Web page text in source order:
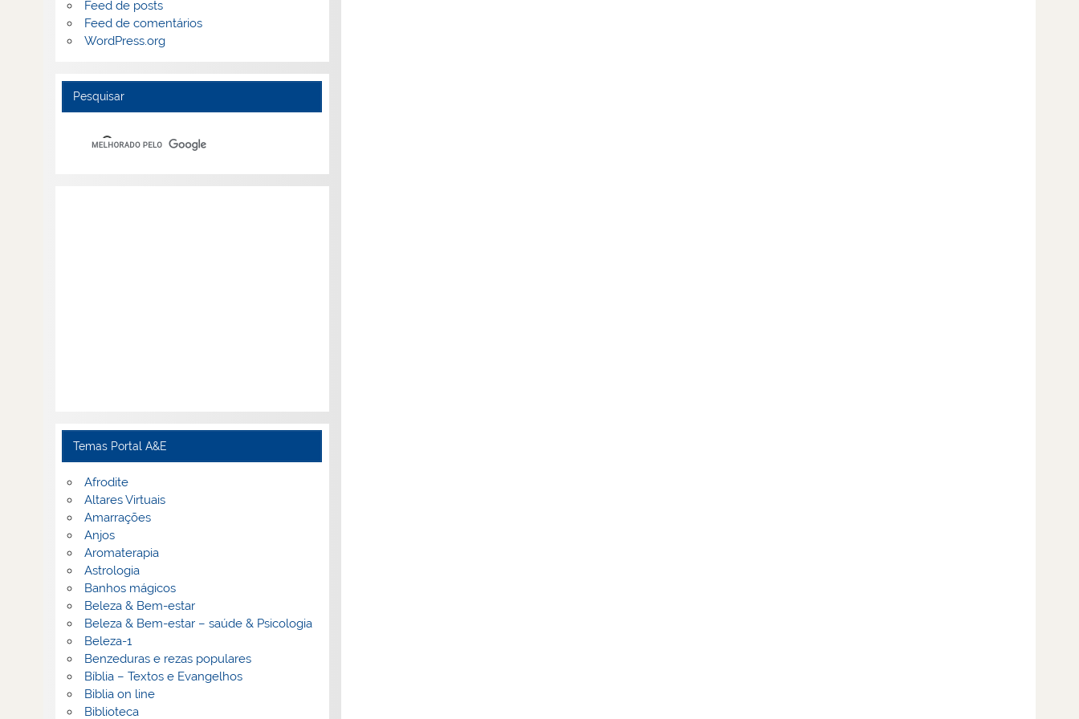
Feed de posts
Feed de comentários
WordPress.org
Pesquisar
Temas Portal A&E
Afrodite
Altares Virtuais
Amarrações
Anjos
Aromaterapia
Astrologia
Banhos mágicos
Beleza & Bem-estar
Beleza & Bem-estar – saúde & Psicologia
Beleza-1
Benzeduras e rezas populares
Bíblia – Textos e Evangelhos
Biblia on line
Biblioteca